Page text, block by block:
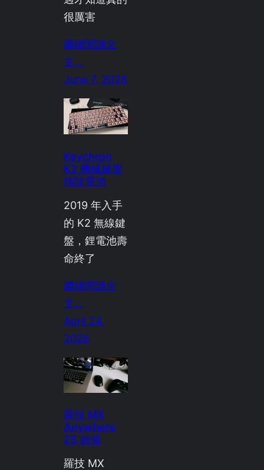
很厲害
繼續閱讀全
文…
June 7, 2026
Keychron
K2 機械鍵盤
移除電池
2019 年入手
的 K2 無線鍵
盤，鋰電池壽
命終了
繼續閱讀全
文…
April 24,
2026
羅技 MX
Anywhere
2S 維修
羅技 MX